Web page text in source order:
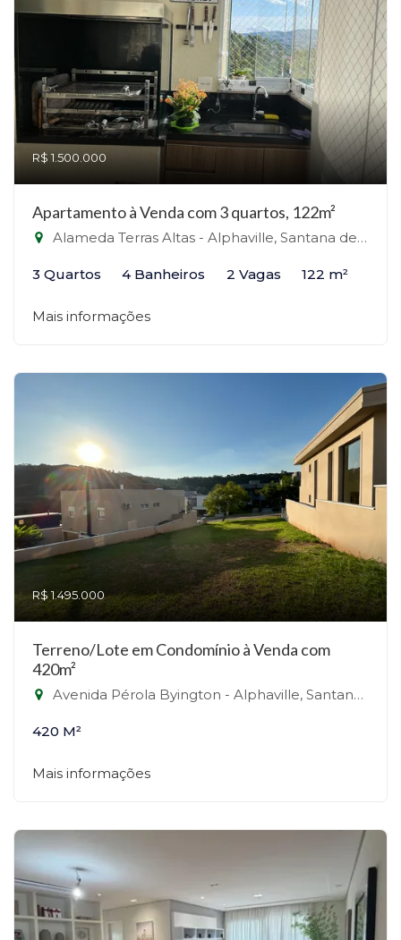
R$ 1.500.000
Apartamento à Venda com 3 quartos, 122m²
Alameda Terras Altas - Alphaville, Santana de Parnaíba-SP
3 Quartos 4 Banheiros 2 Vagas 122 m²
Mais informações
R$ 1.495.000
Terreno/Lote em Condomínio à Venda com
420m²
Avenida Pérola Byington - Alphaville, Santana de Parnaíba-SP
420 M²
Mais informações